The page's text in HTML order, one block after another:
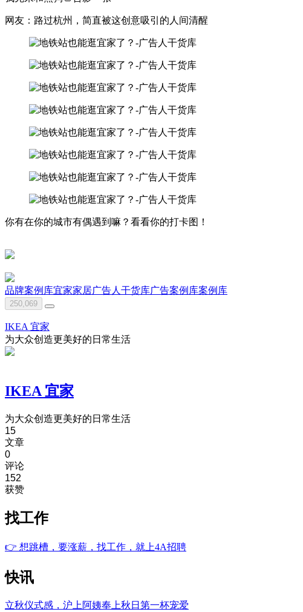
网友：路过杭州，简直被这创意吸引的人间清醒
你有在你的城市有偶遇到嘛？看看你的打卡图！
品牌案例库宜家家居广告人干货库广告案例库案例库
250,069
IKEA 宜家
为大众创造更美好的日常生活
IKEA 宜家
为大众创造更美好的日常生活
15
文章
0
评论
152
获赞
找工作
👉 想跳槽，要涨薪，找工作，就上4A招聘
快讯
立秋仪式感，沪上阿姨奉上秋日第一杯宠爱